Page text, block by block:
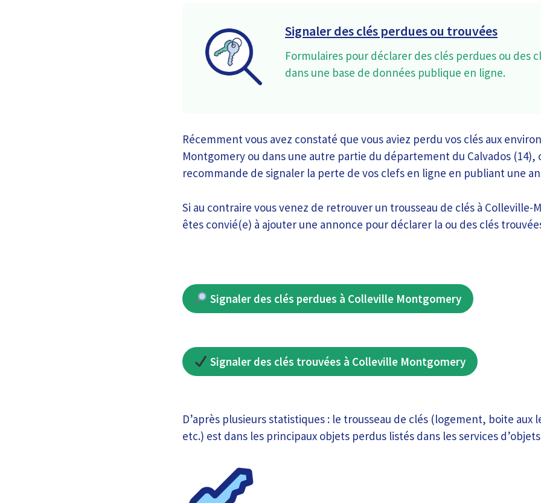
Signaler des clés perdues ou trouvées
Formulaires pour déclarer des clés perdues ou des
dans une base de données publique en ligne.
Récemment vous avez constaté que vous aviez perdu vos clés aux
Montgomery ou dans une autre partie du département du Calvados (14),
recommande de signaler la perte de vos clefs en ligne en publiant une
Si au contraire vous venez de retrouver un trousseau de clés à Colleville-
êtes convié(e) à ajouter une annonce pour déclarer la ou des clés
Signaler des clés perdues à Colleville Montgomery
Signaler des clés trouvées à Colleville Montgomery
D’après plusieurs statistiques : le trousseau de clés (logement, boite aux
etc.) est dans les principaux objets perdus listés dans les services